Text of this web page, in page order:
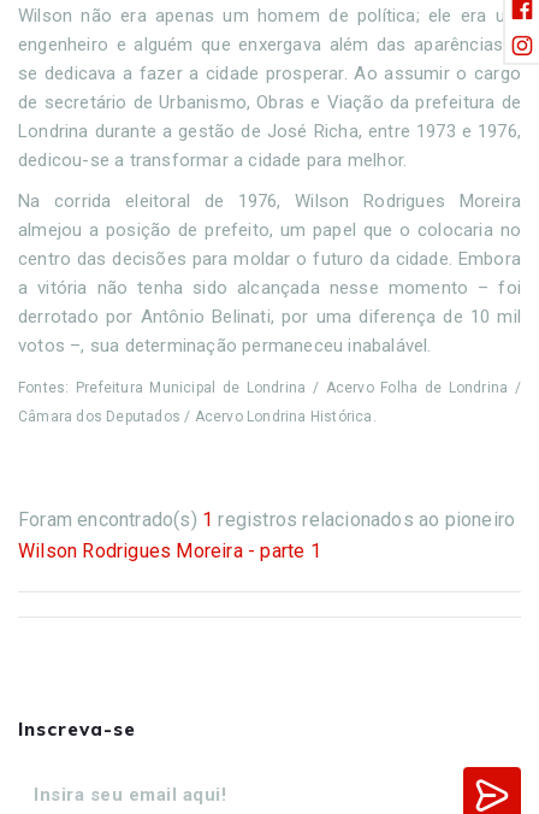
Wilson não era apenas um homem de política; ele era um
engenheiro e alguém que enxergava além das aparências e
se dedicava a fazer a cidade prosperar. Ao assumir o cargo
de secretário de Urbanismo, Obras e Viação da prefeitura de
Londrina durante a gestão de José Richa, entre 1973 e 1976,
dedicou-se a transformar a cidade para melhor.
Na corrida eleitoral de 1976, Wilson Rodrigues Moreira
almejou a posição de prefeito, um papel que o colocaria no
centro das decisões para moldar o futuro da cidade. Embora
a vitória não tenha sido alcançada nesse momento – foi
derrotado por Antônio Belinati, por uma diferença de 10 mil
votos –, sua determinação permaneceu inabalável.
Fontes: Prefeitura Municipal de Londrina / Acervo Folha de Londrina /
Câmara dos Deputados / Acervo Londrina Histórica.
Foram encontrado(s) 1 registros relacionados ao pioneiro
Wilson Rodrigues Moreira - parte 1
Inscreva-se